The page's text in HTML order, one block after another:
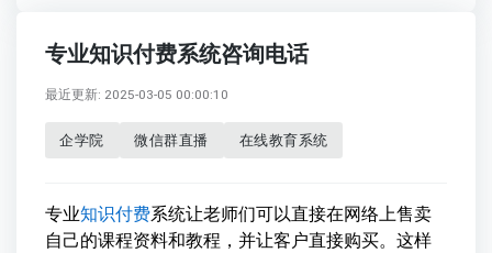
专业知识付费系统咨询电话
最近更新: 2025-03-05 00:00:10
企学院 微信群直播 在线教育系统
专业知识付费系统让老师们可以直接在网络上售卖
自己的课程资料和教程，并让客户直接购买。这样